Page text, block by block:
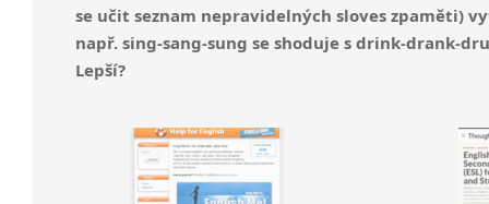
se učit seznam nepravidelných sloves zpaměti)
např. sing-sang-sung se shoduje s drink-drank-
Lepší?